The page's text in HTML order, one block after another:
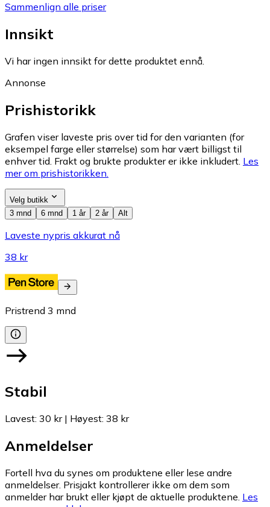
Sammenlign alle priser
Innsikt
Vi har ingen innsikt for dette produktet ennå.
Annonse
Prishistorikk
Grafen viser laveste pris over tid for den varianten (for
eksempel farge eller størrelse) som har vært billigst til
enhver tid. Frakt og brukte produkter er ikke inkludert. Les
mer om prishistorikken.
Velg butikk
3 mnd
6 mnd 1 år 2 år Alt
Laveste nypris akkurat nå
38 kr
Pristrend 3 mnd
Stabil
Lavest: 30 kr| Høyest: 38 kr
Anmeldelser
Fortell hva du synes om produktene eller lese andre
anmeldelser. Prisjakt kontrollerer ikke om dem som
anmelder har brukt eller kjøpt de aktuelle produktene. Les